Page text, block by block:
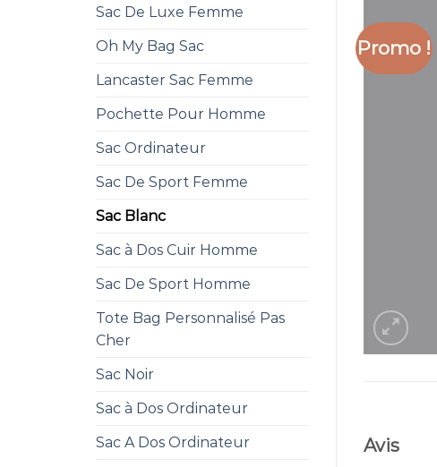
Sac De Luxe Femme
Oh My Bag Sac
Lancaster Sac Femme
Pochette Pour Homme
Sac Ordinateur
Sac De Sport Femme
Sac Blanc
Sac à Dos Cuir Homme
Sac De Sport Homme
Tote Bag Personnalisé Pas
Cher
Sac Noir
Sac à Dos Ordinateur
Sac A Dos Ordinateur
Promo !
Avis